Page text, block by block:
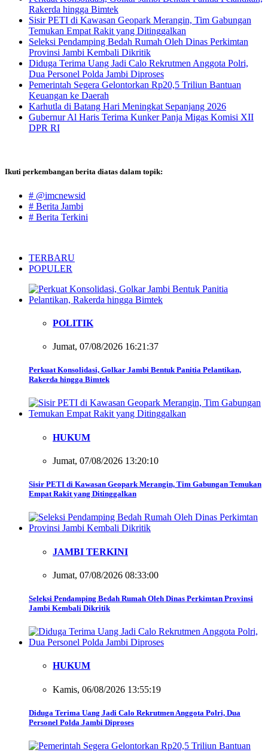
Rakerda hingga Bimtek
Sisir PETI di Kawasan Geopark Merangin, Tim Gabungan
Temukan Empat Rakit yang Ditinggalkan
Seleksi Pendamping Bedah Rumah Oleh Dinas Perkimtan
Provinsi Jambi Kembali Dikritik
Diduga Terima Uang Jadi Calo Rekrutmen Anggota Polri,
Dua Personel Polda Jambi Diproses
Pemerintah Segera Gelontorkan Rp20,5 Triliun Bantuan
Keuangan ke Daerah
Karhutla di Batang Hari Meningkat Sepanjang 2026
Gubernur Al Haris Terima Kunker Panja Migas Komisi XII
DPR RI
Ikuti perkembangan berita diatas dalam topik:
# @imcnewsid
# Berita Jambi
# Berita Terkini
TERBARU
POPULER
POLITIK
Jumat, 07/08/2026 16:21:37
Perkuat Konsolidasi, Golkar Jambi Bentuk Panitia Pelantikan,
Rakerda hingga Bimtek
HUKUM
Jumat, 07/08/2026 13:20:10
Sisir PETI di Kawasan Geopark Merangin, Tim Gabungan Temukan
Empat Rakit yang Ditinggalkan
JAMBI TERKINI
Jumat, 07/08/2026 08:33:00
Seleksi Pendamping Bedah Rumah Oleh Dinas Perkimtan Provinsi
Jambi Kembali Dikritik
HUKUM
Kamis, 06/08/2026 13:55:19
Diduga Terima Uang Jadi Calo Rekrutmen Anggota Polri, Dua
Personel Polda Jambi Diproses